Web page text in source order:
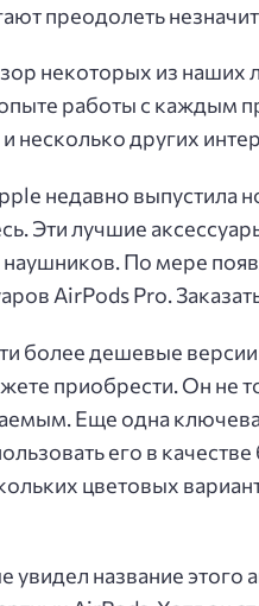
преодолеть
некоторых из
работы с каждым
несколько других
недавно выпустила
Эти лучшие
По мере
AirPods Pro.
более дешевые
приобрести. Он не
Еще одна
его в
цветовых
увидел название этого